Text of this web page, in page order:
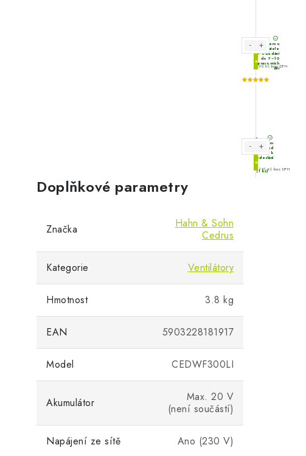
Doplňkové parametry
Značka
Hahn & Sohn
Cedrus
Kategorie Ventilátory
Hmotnost 3.8 kg
EAN 5903228181917
Model CEDWF300LI
Akumulátor
Max. 20 V
(není součástí)
Napájení ze sítě Ano (230 V)